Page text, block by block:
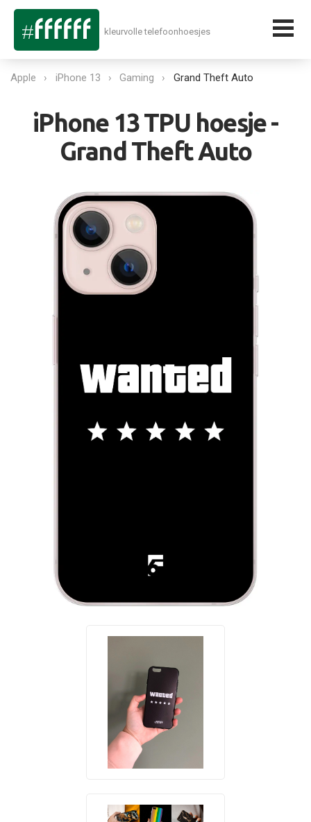
kleurvolle telefoonhoesjes
Apple iPhone 13 Gaming Grand Theft Auto
iPhone 13 TPU hoesje -
Grand Theft Auto